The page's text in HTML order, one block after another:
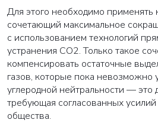
Для этого необходимо применять
сочетающий максимальное
с использованием технологий
устранения CO2. Только такое
компенсировать остаточные
газов, которые пока невозможно
углеродной нейтральности — это
требующая согласованных
общества.